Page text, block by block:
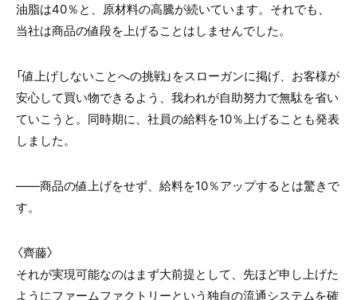
油脂は40％と、原材料の高騰が続いています。それでも、
当社は商品の値段を上げることはしませんでした。
「値上げしないことへの挑戦」をスローガンに掲げ、お客様が
安心して買い物できるよう、我われが自助努力で無駄を省い
ていこうと。同時期に、社員の給料を10％上げることも発表
しました。
——商品の値上げをせず、給料を10％アップするとは驚きで
す。
〈齊藤〉
それが実現可能なのはまず大前提として、先ほど申し上げた
ようにファームファクトリーという独自の流通システムを確